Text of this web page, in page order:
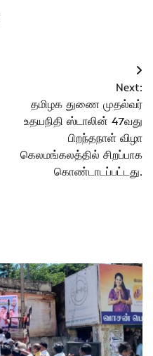
Next:
தமிழக துணை முதல்வர்
உதயநிதி ஸ்டாலின் 47வது
பிறந்தநாள் விழா
கெலமங்கலத்தில் சிறப்பாக
கொண்டாடப்பட்டது.